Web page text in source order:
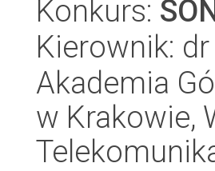
Konkurs:
Kierownik:
Akademia
w Krakowie,